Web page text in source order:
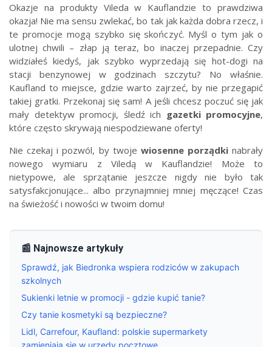
Okazje na produkty Vileda w Kauflandzie to prawdziwa
okazja! Nie ma sensu zwlekać, bo tak jak każda dobra rzecz, i
te promocje mogą szybko się skończyć. Myśl o tym jak o
ulotnej chwili – złap ją teraz, bo inaczej przepadnie. Czy
widziałeś kiedyś, jak szybko wyprzedają się hot-dogi na
stacji benzynowej w godzinach szczytu? No właśnie.
Kaufland to miejsce, gdzie warto zajrzeć, by nie przegapić
takiej gratki. Przekonaj się sam! A jeśli chcesz poczuć się jak
mały detektyw promocji, śledź ich gazetki promocyjne,
które często skrywają niespodziewane oferty!
Nie czekaj i pozwól, by twoje wiosenne porządkinabrały
nowego wymiaru z Viledą w Kauflandzie! Może to
nietypowe, ale sprzątanie jeszcze nigdy nie było tak
satysfakcjonujące... albo przynajmniej mniej męczące! Czas
na świeżość i nowości w twoim domu!
📰 Najnowsze artykuły
Sprawdź, jak Biedronka wspiera rodziców w zakupach
szkolnych
Sukienki letnie w promocji - gdzie kupić tanie?
Czy tanie kosmetyki są bezpieczne?
Lidl, Carrefour, Kaufland: polskie supermarkety
zamieniają się w urzędy pocztowe